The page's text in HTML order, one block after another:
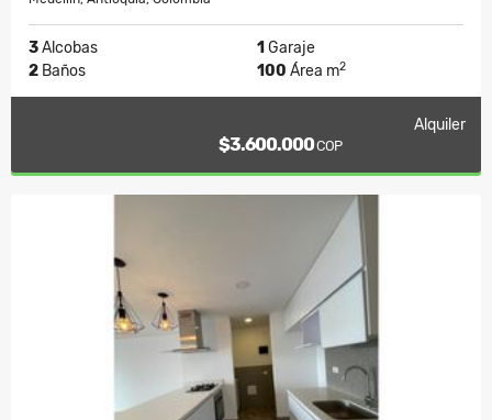
3Alcobas 1 Garaje
2 Baños 100 Área m2
Alquiler
$3.600.000COP